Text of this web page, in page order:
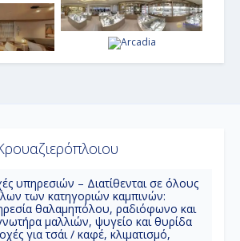
υπηρεσιών – Διατίθενται σε όλους
των κατηγοριών καμπινών:
θαλαμηπόλου, ραδιόφωνο και
μαλλιών, ψυγείο και θυρίδα
για τσάι / καφέ, κλιματισμό,